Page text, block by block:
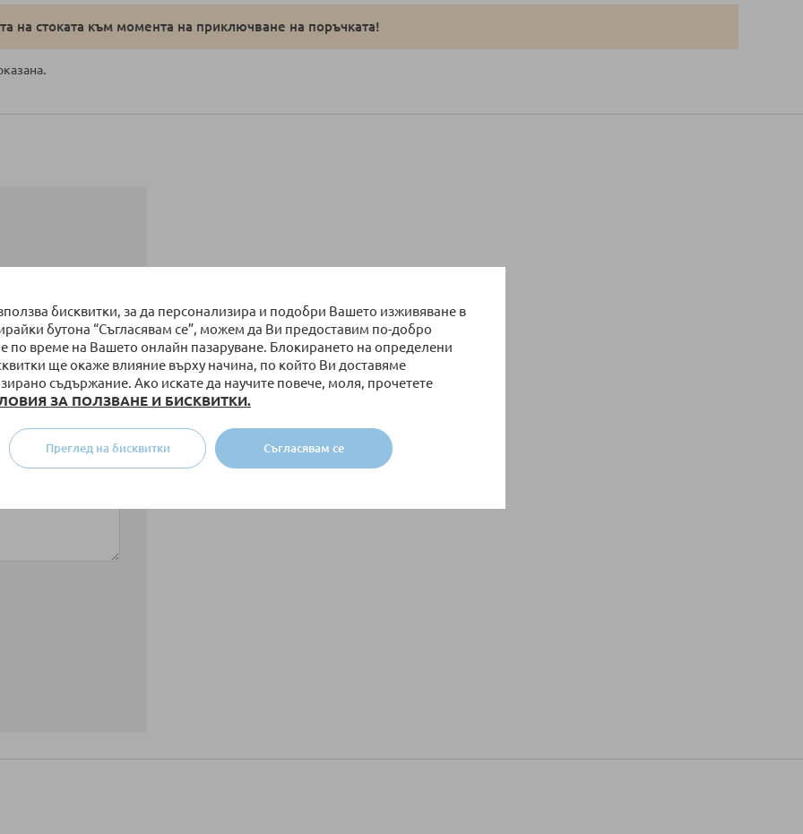
бисквитки, за да персонализира и подобри Вашето изживяване в
бутона “Съгласявам се”, можем да Ви предоставим по-добро
по време на Вашето онлайн пазаруване. Блокирането на определени
ще окаже влияние върху начина, по който Ви доставяме
съдържание. Ако искате да научите повече, моля, прочетете
ЗА ПОЛЗВАНЕ И БИСКВИТКИ.
Съгласявам се
Преглед на бисквитки
на стоката към момента на приключване на поръчката!